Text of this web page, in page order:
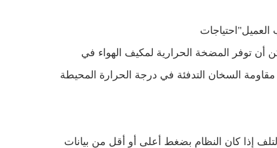
" احتياجات
أن توفر المضخة الحرارية لمكيف الهواء في
السخان التدفئة في درجة الحرارة المحيطة
إذا كان النظام بضغط أعلى أو أقل من بيانات